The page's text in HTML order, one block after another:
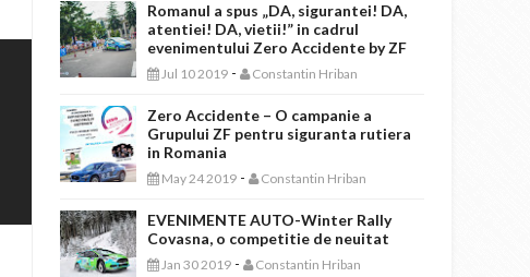
Romanul a spus „DA, sigurantei! DA,
atentiei! DA, vietii!” in cadrul
evenimentului Zero Accidente by ZF
Jul 10 2019 - Constantin Hriban
Zero Accidente – O campanie a
Grupului ZF pentru siguranta rutiera
in Romania
May 24 2019 - Constantin Hriban
EVENIMENTE AUTO-Winter Rally
Covasna, o competitie de neuitat
Jan 30 2019 - Constantin Hriban